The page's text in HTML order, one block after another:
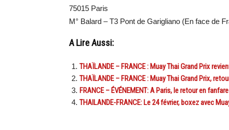
75015 Paris
M° Balard – T3 Pont de Garigliano (En face de
A Lire Aussi:
THAÏLANDE – FRANCE : Muay Thai Grand Prix
THAÏLANDE – FRANCE : Muay Thai Grand Prix,
FRANCE – ÉVÉNEMENT: A Paris, le retour en
THAILANDE-FRANCE: Le 24 février, boxez avec